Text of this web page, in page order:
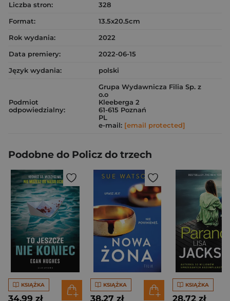
Liczba stron:
328
Format:
13.5x20.5cm
Rok wydania:
2022
Data premiery:
2022-06-15
Język wydania:
polski
Podmiot
odpowiedzialny:
Grupa Wydawnicza Filia Sp. z
o.o
Kleeberga 2
61-615 Poznań
PL
e-mail: [email protected]
Podobne do Policz do trzech
KSIĄŻKA
34,99 zł
KSIĄŻKA
38,27 zł
KSIĄŻKA
28,72 zł